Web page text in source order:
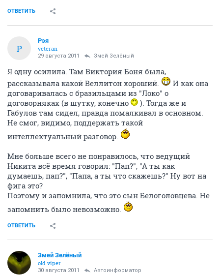
ОТВЕТИТЬ
Р
Рэя
veteran
29 августа 2011 Змей Зелёный
Я одну осилила. Там Виктория Боня была,
рассказывала какой Веллитон хороший.
И как она
договаривалась с бразильцами из "Локо" о
договорняках (в шутку, конечно
). Тогда же и
Габулов там сидел, правда помалкивал в основном.
Не смог, видимо, поддержать такой
интеллектуальный разговор.
Мне больше всего не понравилось, что ведущий
Никита всё время говорил: "Пап?", "А ты как
думаешь, пап?", "Папа, а ты что скажешь?" Ну вот на
фига это?
Поэтому и запомнила, что это сын Белоголовцева. Не
запомнить было невозможно.
ОТВЕТИТЬ
Змей Зелёный
old viper
30 августа 2011 Автоинформатор